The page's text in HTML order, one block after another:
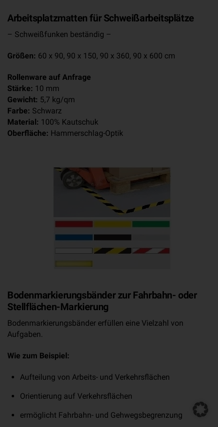
Arbeitsplatzmatten für Schweißarbeitsplätze
– Schweißfunken beständig –
Größen: 60 x 90, 90 x 150, 90 x 360, 90 x 600 cm
Rollenware auf Anfrage
Stärke: 10 mm
Gewicht: 5,7 kg/qm
Farbe: Schwarz
Material: 100% Kautschuk
Oberfläche: Hammerschlag-Optik
Bodenmarkierungsbänder zur Fahrbahn- oder
Stellflächen-Markierung
Bodenmarkierungsbänder erfüllen eine Vielzahl von
Aufgaben.
Wie zum Beispiel:
Aufteilung von Arbeits- und Verkehrsflächen
Orientierung auf Verkehrsflächen
ermöglicht Fahrbahn- und Gehwegsbegrenzung